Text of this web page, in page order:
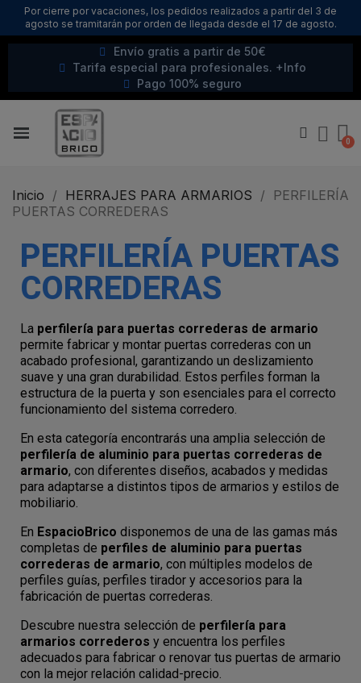
Por cierre por vacaciones, los pedidos realizados a partir del 3 de
agosto se tramitarán por orden de llegada desde el 17 de agosto.
Envío gratis a partir de 50€
Tarifa especial para profesionales. +Info
Pago 100% seguro
Inicio HERRAJES PARA ARMARIOS
PERFILERÍA
PUERTAS CORREDERAS
PERFILERÍA PUERTAS
CORREDERAS
La perfilería para puertas correderas de armario
permite fabricar y montar puertas correderas con un
acabado profesional, garantizando un deslizamiento
suave y una gran durabilidad. Estos perfiles forman la
estructura de la puerta y son esenciales para el correcto
funcionamiento del sistema corredero.
En esta categoría encontrarás una amplia selección de
perfilería de aluminio para puertas correderas de
armario, con diferentes diseños, acabados y medidas
para adaptarse a distintos tipos de armarios y estilos de
mobiliario.
En EspacioBrico disponemos de una de las gamas más
completas de perfiles de aluminio para puertas
correderas de armario, con múltiples modelos de
perfiles guías, perfiles tirador y accesorios para la
fabricación de puertas correderas.
Descubre nuestra selección de perfilería para
armarios correderos y encuentra los perfiles
adecuados para fabricar o renovar tus puertas de armario
con la mejor relación calidad-precio.